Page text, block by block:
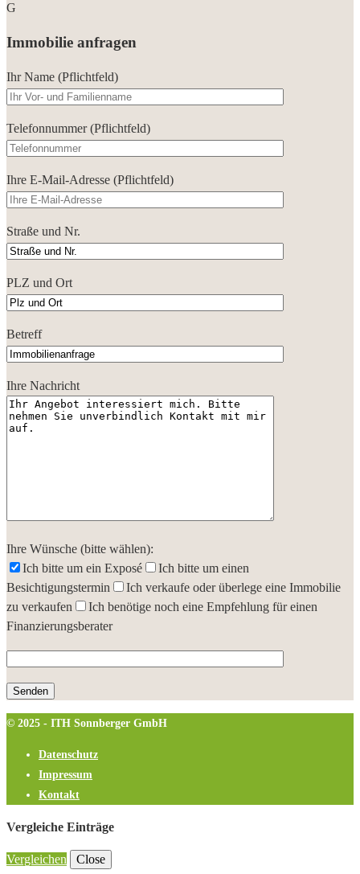
G
Immobilie anfragen
Ihr Name (Pflichtfeld)
Telefonnummer (Pflichtfeld)
Ihre E-Mail-Adresse (Pflichtfeld)
Straße und Nr.
PLZ und Ort
Betreff
Ihre Nachricht
Ihre Wünsche (bitte wählen):
Ich bitte um ein Exposé
Ich bitte um einen
Besichtigungstermin
Ich verkaufe oder überlege eine Immobilie
zu verkaufen
Ich benötige noch eine Empfehlung für einen
Finanzierungsberater
© 2025 - ITH Sonnberger GmbH
Datenschutz
Impressum
Kontakt
Vergleiche Einträge
Vergleichen
Close